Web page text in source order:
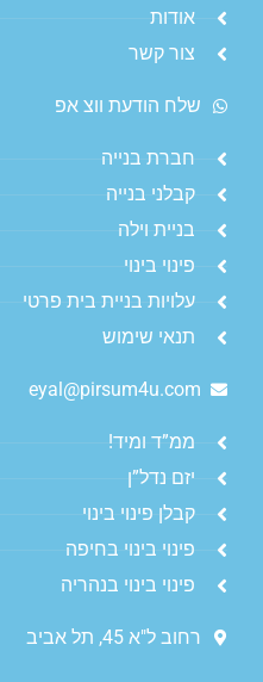
אודות
צור קשר
שלח הודעת ווצ אפ
חברת בנייה
קבלני בנייה
בניית וילה
פינוי בינוי
עלויות בניית בית פרטי
תנאי שימוש
eyal@pirsum4u.com
ממ”ד ומיד!
יזם נדל”ן
קבלן פינוי בינוי
פינוי בינוי בחיפה
פינוי בינוי בנהריה
רחוב ל"א 45, תל אביב